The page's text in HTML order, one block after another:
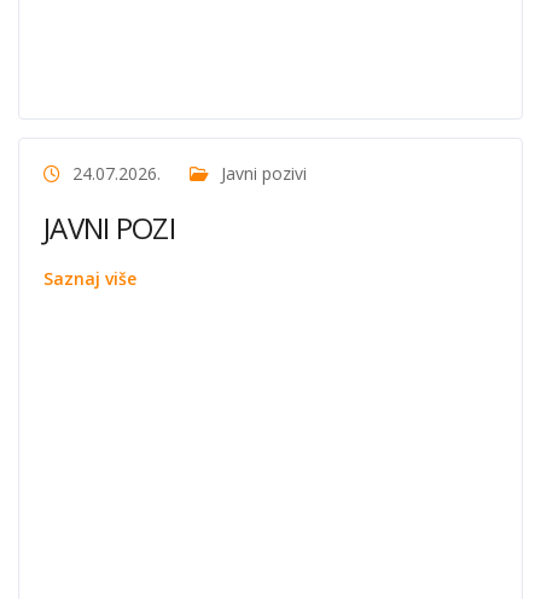
24.07.2026. Javni pozivi
JAVNI POZI
Saznaj više